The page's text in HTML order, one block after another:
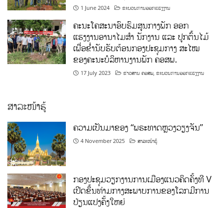
1 June 2024 ຂະບວນການອອກແຮງງານ
ຄະນະໂຄສະນາອົບຮົມສູນກາງພັກ ອອກ
ແຮງງານອານາໄມສໍາ ນັກງານ ແລະ ປູກຕົ້ນໄມ້
ເພື່ອຂໍ່ານັບຮັບຕ້ອນກອງປະຊຸມກາງ ສະໄໝ
ຂອງຄະນະບໍລິຫານງານພັກ ຄອສພ.
17 July 2023 ຂ່າວສານ ຄອສພ,ຂະບວນການອອກແຮງງານ
ສາລະໜ້າຮູ້
ຄວາມເປັນມາຂອງ “ພຣະທາດຫຼວງວຽງຈັນ”
4 November 2025 ສາລະໜ້າຮູ້
ກອງປະຊຸມວຽກງານການເມືອງແນວຄິດຄັ້ງທີ V
ເປີດຂຶ້ນທ່າມກາງສະພາບການຂອງໂລກມີການ
ປ່ຽນແປງຄັ້ງໃຫຍ່